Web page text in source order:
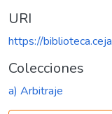
URI
https://
Colecciones
a) Arbitraje